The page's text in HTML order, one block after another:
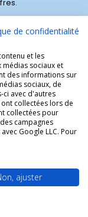
chrétienne de
de confidentialité
et les
sociaux et
des informations sur
sociaux, de
ci avec d'autres
collectées lors de
collectées pour
campagnes
Google LLC. Pour
ajuster